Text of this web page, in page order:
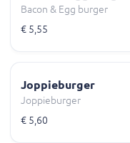
Bacon & Egg burger
€ 5,55
Joppieburger
Joppieburger
€ 5,60